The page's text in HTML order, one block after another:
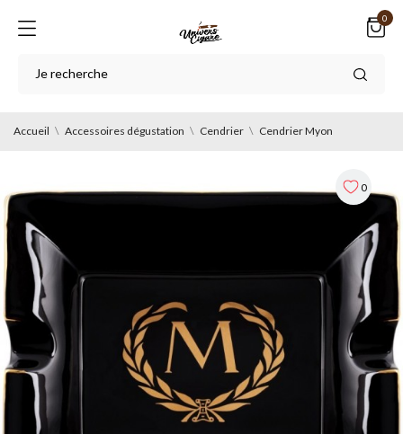
0
Accueil Accessoires dégustation Cendrier Cendrier Myon
0